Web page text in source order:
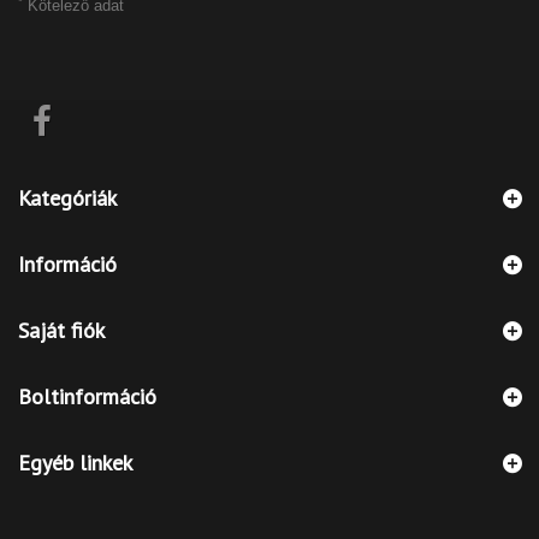
Kötelező adat
Kategóriák
Információ
Saját fiók
Boltinformáció
Egyéb linkek